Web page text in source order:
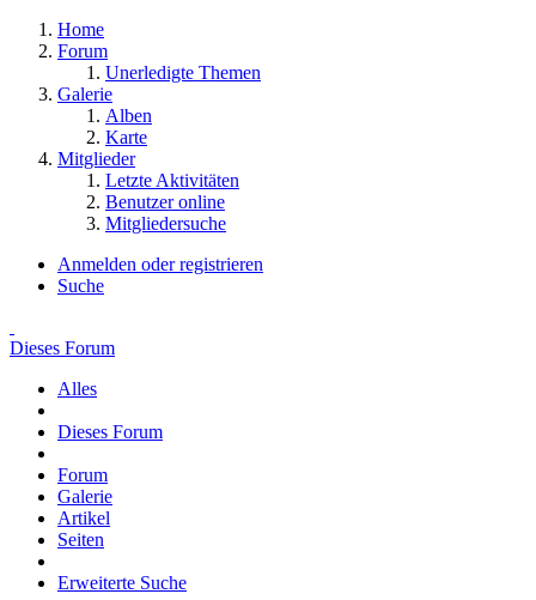
Home
Forum
Unerledigte Themen
Galerie
Alben
Karte
Mitglieder
Letzte Aktivitäten
Benutzer online
Mitgliedersuche
Anmelden oder registrieren
Suche
Dieses Forum
Alles
Dieses Forum
Forum
Galerie
Artikel
Seiten
Erweiterte Suche